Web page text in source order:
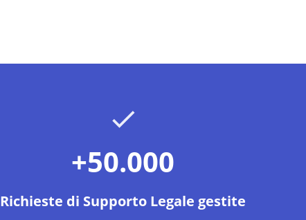
+50.000
Richieste di Supporto Legale gestite